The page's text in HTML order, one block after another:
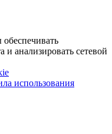
и анализировать сетевой
использования